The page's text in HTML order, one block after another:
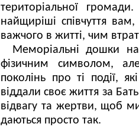
територіальної
найщиріші співчуття
важчого в житті, чим
Меморіальні дошки
фізичним символом,
поколінь про ті події,
віддали своє життя за
відвагу та жертви, щоб
даються просто так.